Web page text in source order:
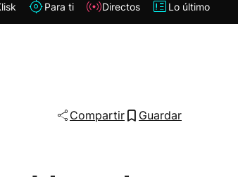
Klisk
Para ti Directos Lo último
Compartir Guardar